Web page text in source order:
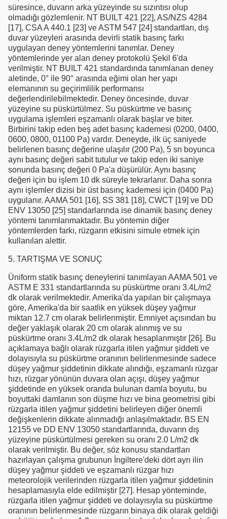
süresince, duvarın arka yüzeyinde su sızıntısı olup
olmadığı gözlemlenir. NT BUILT 421 [22], AS/NZS 4284
[17], CSA A 440.1 [23] ve ASTM 547 [24] standartları, dış
duvar yüzeyleri arasında devirli statik basınç farkı
uygulayan deney yöntemlerini tanımlar. Deney
yöntemlerinde yer alan deney protokolü Şekil 6'da
verilmiştir. NT BUILT 421 standardında tanımlanan deney
aletinde, 0° ile 90° arasında eğimi olan her yapı
elemanının su geçirimlilik performansı
değerlendirilebilmektedir. Deney öncesinde, duvar
yüzeyine su püskürtülmez. Su püskürtme ve basınç
uygulama işlemleri eşzamanlı olarak başlar ve biter.
Birbirini takip eden beş adet basınç kademesi (0200, 0400,
0600, 0800, 01100 Pa) vardır. Deneyde, ilk üç saniyede
belirlenen basınç değerine ulaşılır (200 Pa), 5 sn boyunca
aynı basınç değeri sabit tutulur ve takip eden iki saniye
sonunda basınç değeri 0 Pa'a düşürülür. Aynı basınç
değeri için bu işlem 10 dk süreyle tekrarlanır. Daha sonra
aynı işlemler dizisi bir üst basınç kademesi için (0400 Pa)
uygulanır. AAMA 501 [16], SS 381 [18], CWCT [19] ve DD
ENV 13050 [25] standarlarında ise dinamik basınç deney
yöntemi tanımlanmaktadır. Bu yöntemin diğer
yöntemlerden farkı, rüzgarın etkisini simule etmek için
kullanılan alettir.
5. TARTIŞMA VE SONUÇ
Üniform statik basınç deneylerini tanımlayan AAMA 501 ve
ASTM E 331 standartlarında su püskürtme oranı 3.4L/m2
dk olarak verilmektedir. Amerika'da yapılan bir çalışmaya
göre, Amerika'da bir saatlik en yüksek düşey yağmur
miktarı 12.7 cm olarak belirlenmiştir. Emniyet açısından bu
değer yaklaşık olarak 20 cm olarak alınmış ve su
püskürtme oranı 3.4L/m2 dk olarak hesaplanmıştır [26]. Bu
açıklamaya bağlı olarak rüzgarla itilen yağmur şiddeti ve
dolayısıyla su püskürtme oranının belirlenmesinde sadece
düşey yağmur şiddetinin dikkate alındığı, eşzamanlı rüzgar
hızı, rüzgar yönünün duvara olan açışı, düşey yağmur
şiddetinde en yüksek oranda bulunan damla boyutu, bu
boyuttaki damlanın son düşme hızı ve bina geometrisi gibi
rüzgarla itilen yağmur şiddetini belirleyen diğer önemli
değişkenlerin dikkate alınmadığı anlaşılmaktadır. BS EN
12155 ve DD ENV 13050 standartlarında, duvarın dış
yüzeyine püskürtülmesi gereken su oranı 2.0 L/m2 dk
olarak verilmiştir. Bu değer, söz konusu standartları
hazırlayan çalışma grubunun İngiltere'deki dört ayrı ilin
düşey yağmur şiddeti ve eşzamanlı rüzgar hızı
meteorolojik verilerinden rüzgarla itilen yağmur şiddetinin
hesaplamasıyla elde edilmiştir [27]. Hesap yönteminde,
rüzgarla itilen yağmur şiddeti ve dolayısıyla su püskürtme
oranının belirlenmesinde rüzgarın binaya dik olarak geldiği